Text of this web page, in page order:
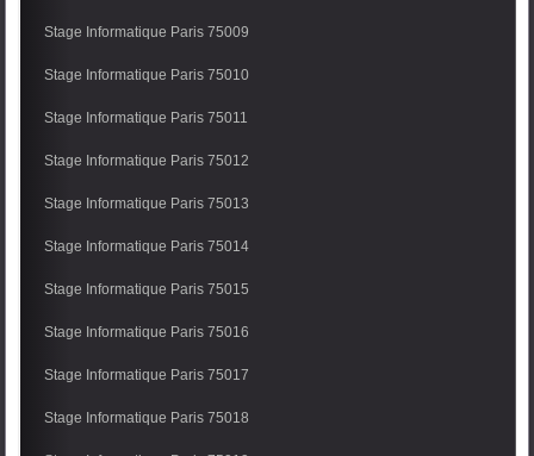
Stage Informatique Paris 75009
Stage Informatique Paris 75010
Stage Informatique Paris 75011
Stage Informatique Paris 75012
Stage Informatique Paris 75013
Stage Informatique Paris 75014
Stage Informatique Paris 75015
Stage Informatique Paris 75016
Stage Informatique Paris 75017
Stage Informatique Paris 75018